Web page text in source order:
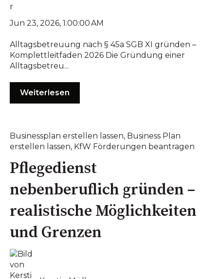
Jun 23, 2026, 1:00:00 AM
Alltagsbetreuung nach § 45a SGB XI gründen –
Komplettleitfaden 2026 Die Gründung einer
Alltagsbetreu...
Weiterlesen
Businessplan erstellen lassen, Business Plan
erstellen lassen, KfW Förderungen beantragen
Pflegedienst
nebenberuflich gründen –
realistische Möglichkeiten
und Grenzen